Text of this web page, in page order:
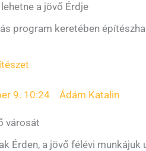
a jövő Érdje
program keretében
9. 10:24 Ádám Katalin
városát
Érden, a jövő félévi